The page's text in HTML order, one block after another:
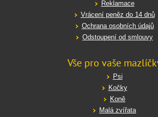
Reklamace
Vrácení peněz do 14 dnů
Ochrana osobních údajů
Odstoupení od smlouvy
Vše pro vaše
Psi
Kočky
Koně
Malá zvířata